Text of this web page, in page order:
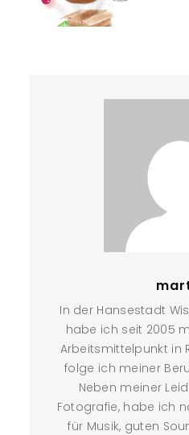
In der Hansestadt
habe ich seit 2005
Arbeitsmittelpunkt in
folge ich meiner
Neben meiner
Fotografie, habe ich
für Musik, guten